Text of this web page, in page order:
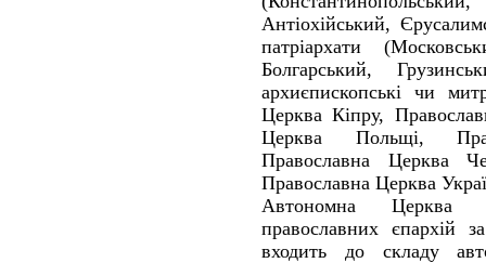
Антіохійський,
патріархати
Болгарський,
архиєпископські чи
Церква Кіпру,
Церква Польщі,
Православна Церква
Православна Церква
Автономна Церква
православних єпархій
входить до складу